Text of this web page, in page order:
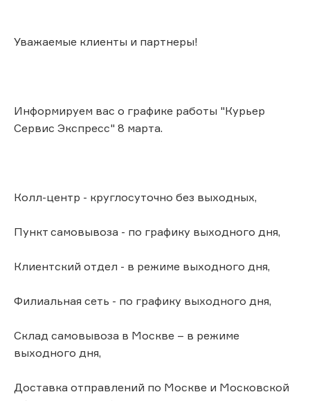
Уважаемые клиенты и партнеры!
Информируем вас о графике работы "Курьер
Сервис Экспресс" 8 марта.
Колл-центр - круглосуточно без выходных,
Пункт самовывоза - по графику выходного дня,
Клиентский отдел - в режиме выходного дня,
Филиальная сеть - по графику выходного дня,
Склад самовывоза в Москве – в режиме
выходного дня,
Доставка отправлений по Москве и Московской